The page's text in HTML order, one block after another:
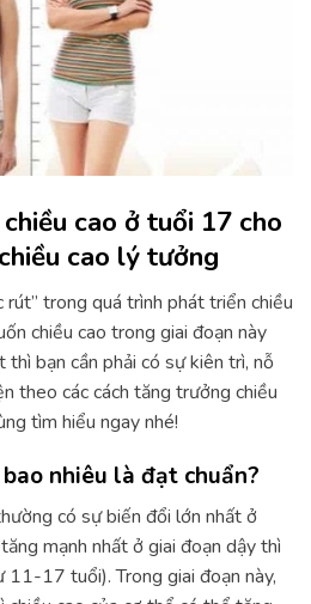
cao ở tuổi 17 cho
cao lý tưởng
rút” trong quá trình phát triển chiều
chiều cao trong giai đoạn này
bạn cần phải có sự kiên trì, nỗ
theo các cách tăng trưởng chiều
tìm hiểu ngay nhé!
nhiêu là đạt chuẩn?
có sự biến đổi lớn nhất ở
mạnh nhất ở giai đoạn dậy thì
17 tuổi). Trong giai đoạn này,